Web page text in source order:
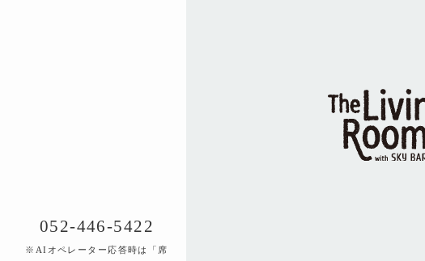
052-446-5422
※AIオペレーター応答時は「席